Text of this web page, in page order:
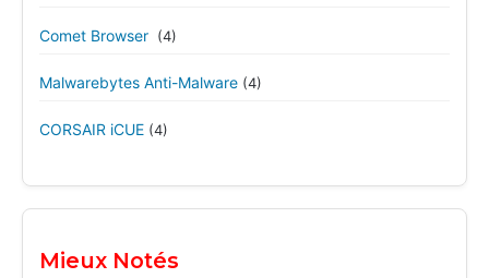
Comet Browser (4)
Malwarebytes Anti-Malware (4)
CORSAIR iCUE (4)
Mieux Notés